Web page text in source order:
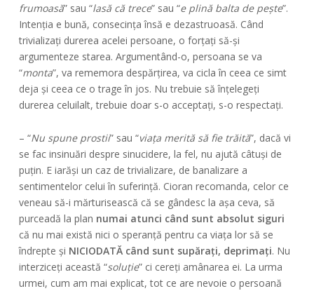
frumoasă” sau “lasă că trece” sau “e plină balta de pește”.
Intenția e bună, consecința însă e dezastruoasă. Când
trivializați durerea acelei persoane, o forțați să-și
argumenteze starea. Argumentând-o, persoana se va
“monta”, va rememora despărțirea, va cicla în ceea ce simt
deja și ceea ce o trage în jos. Nu trebuie să înțelegeți
durerea celuilalt, trebuie doar s-o acceptați, s-o respectați.
– “Nu spune prostii” sau “viața merită să fie trăită”, dacă vi
se fac insinuări despre sinucidere, la fel, nu ajută câtuși de
puțin. E iarăși un caz de trivializare, de banalizare a
sentimentelor celui în suferință. Cioran recomanda, celor ce
veneau să-i mărturisească că se gândesc la așa ceva, să
purceadă la plan numai atunci când sunt absolut siguri
că nu mai există nici o speranță pentru ca viața lor să se
îndrepte și NICIODATĂ când sunt supărați, deprimați. Nu
interziceți această “soluție” ci cereți amânarea ei. La urma
urmei, cum am mai explicat, tot ce are nevoie o persoană